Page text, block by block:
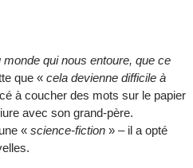
qui nous entoure, que ce
que « cela devienne difficile à
à coucher des mots sur le papier
avec son grand-père.
« science-fiction » – il a opté